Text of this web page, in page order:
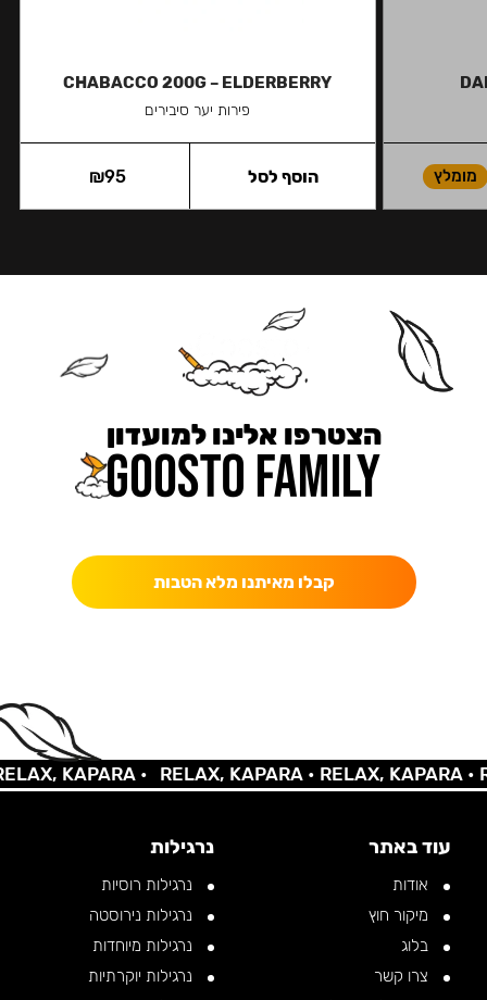
מומלץ
CHABACCO 200G – ELDERBERRY
פירות יער סיבירים
₪95 הוסף לסל
הצטרפו אלינו למועדון
קבלו מאיתנו מלא הטבות
KAPARA • RELAX, KAPARA •RELAX, KAPARA •
עוד באתר
אודות
מיקור חוץ
בלוג
צרו קשר
נרגילות
נרגילות רוסיות
נרגילות נירוסטה
נרגילות מיוחדות
נרגילות יוקרתיות